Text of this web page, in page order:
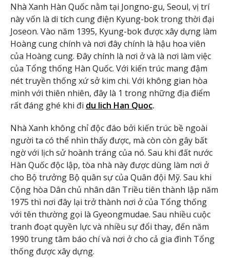
Nhà Xanh Hàn Quốc nằm tại Jongno-gu, Seoul, vị trí
này vốn là di tích cung điện Kyung-bok trong thời đại
Joseon. Vào năm 1395, Kyung-bok được xây dựng làm
Hoàng cung chính và nơi đây chính là hậu hoa viên
của Hoàng cung. Đây chính là nơi ở và là nơi làm việc
của Tổng thống Hàn Quốc. Với kiến trúc mang đậm
nét truyền thống xứ sở kim chi. Với không gian hòa
mình với thiên nhiên, đây là 1 trong những địa điểm
rất đáng ghé khi đi du lich Han Quoc.
Nhà Xanh không chỉ độc đáo bởi kiến trúc bề ngoài
người ta có thể nhìn thấy được, mà còn còn gây bất
ngờ với lịch sử hoành tráng của nó. Sau khi đất nước
Hàn Quốc độc lập, tòa nhà này được dùng làm nơi ở
cho Bộ trưởng Bộ quân sự của Quân đội Mỹ. Sau khi
Cộng hòa Dân chủ nhân dân Triều tiên thành lập năm
1975 thì nơi đây lại trở thành nơi ở của Tổng thống
với tên thường gọi là Gyeongmudae. Sau nhiều cuộc
tranh đoạt quyền lực và nhiều sự đổi thay, đến năm
1990 trung tâm báo chí và nơi ở cho cả gia đình Tổng
thống được xây dựng.